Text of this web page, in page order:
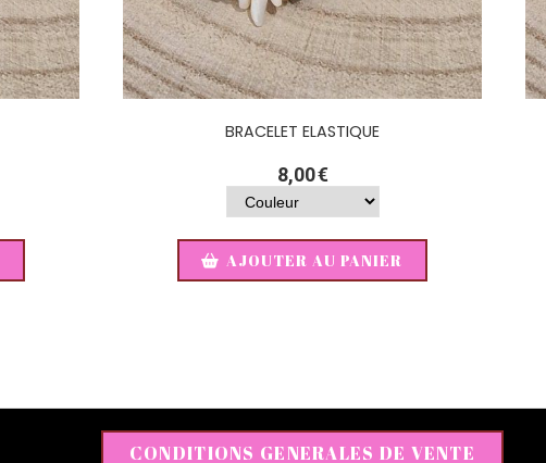
BRACELET ELASTIQUE
8,00€
AJOUTER AU PANIER
CONDITIONS GENERALES DE VENTE